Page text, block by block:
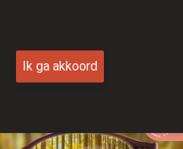
Ik ga akkoord